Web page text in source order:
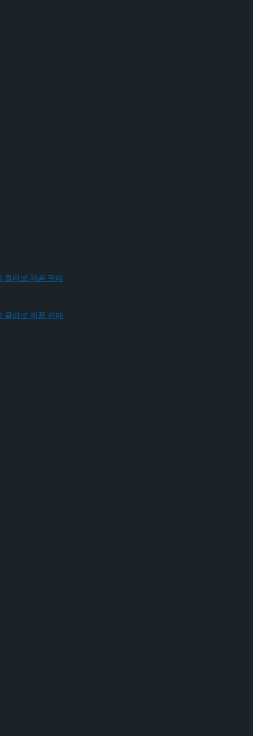
컬 배우와의 콜라보 제품 판매
원
스케이팅 경기 결과
컬 배우와의 콜라보 제품 판매